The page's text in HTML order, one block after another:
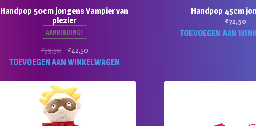
Handpop 50cm jongens Vampier van
plezier
AANBIEDING!
€59,50
Oorspronkelijke
prijs
€59,50.
€42,50Huidige
prijs
€42,50.
TOEVOEGEN AAN WINKELWAGEN
Handpop 45cm
€72,50
TOEVOEGEN AAN